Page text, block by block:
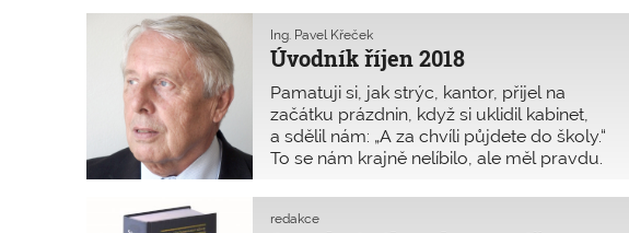
Úvodník říjen 2018
Ing. Pavel Křeček
Pamatuji si, jak strýc, kantor, přijel na
začátku prázdnin, když si uklidil kabinet,
a sdělil nám: „A za chvíli půjdete do školy.“
To se nám krajně nelíbilo, ale měl pravdu.
prázdninách – jsou pryč. Pro mne horko
nebylo moc dobré, trávník je zničen, snad
redakce